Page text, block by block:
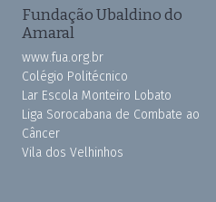
Fundação Ubaldino do
Amaral
www.fua.org.br
Colégio Politécnico
Lar Escola Monteiro Lobato
Liga Sorocabana de Combate ao
Câncer
Vila dos Velhinhos